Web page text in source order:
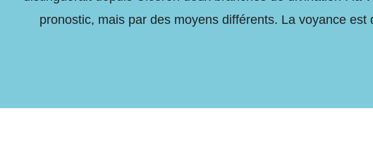
pronostic, mais par des moyens différents. La voyance